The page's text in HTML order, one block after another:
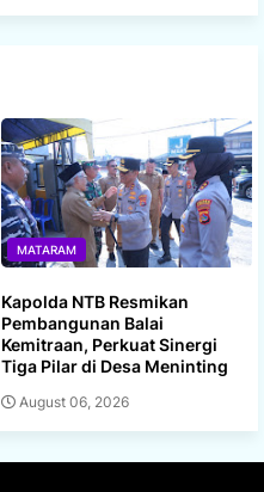
MATARAM
Kapolda NTB Resmikan
Pembangunan Balai
Kemitraan, Perkuat Sinergi
Tiga Pilar di Desa Meninting
August 06, 2026